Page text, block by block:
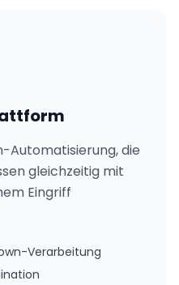
Automatisierung, die
gleichzeitig mit
Eingriff
Verarbeitung